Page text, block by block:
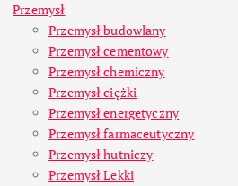
Przemysł
Przemysł budowlany
Przemysł cementowy
Przemysł chemiczny
Przemysł ciężki
Przemysł energetyczny
Przemysł farmaceutyczny
Przemysł hutniczy
Przemysł Lekki